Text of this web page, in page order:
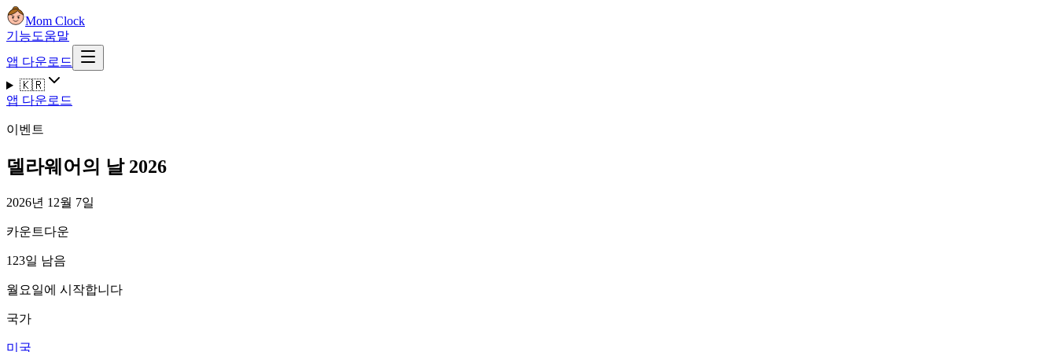
Mom Clock
기능도움말
앱 다운로드
🇰🇷
앱 다운로드
이벤트
델라웨어의 날 2026
2026년 12월 7일
카운트다운
123일 남음
월요일에 시작합니다
국가
미국